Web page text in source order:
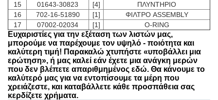
15
01643-30823 [4]
ΠΛΥΝΤΗΡΙΟ
16
702-16-51890 [1]
ΦΙΛΤΡΟ ASSEMBLY
17
07002-02034 [1] O-RING
Ευχαριστίες για την εξέταση των λιστών μας,
μπορούμε να παρέχουμε τον υψηλό - ποιότητα και
καλύτερη τιμή! Παρακαλώ χτυπήστε «υποβάλλει μια
ερώτηση», ή μας καλεί εάν έχετε μια ανάγκη μερών
που δεν βλέπετε απαριθμημένος εδώ. Θα κάνουμε το
καλύτερό μας για να εντοπίσουμε τα μέρη που
χρειάζεστε, και καταβάλλετε κάθε προσπάθεια σας
κερδίζετε χρήματα.